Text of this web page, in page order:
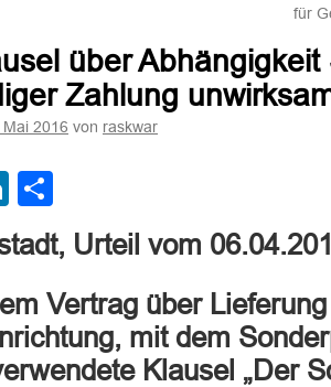
für
über
Zahlung
Mai 2016 von raskwar
LinkedIn
Urteil vom
Vertrag über
mit dem
Klausel „Der